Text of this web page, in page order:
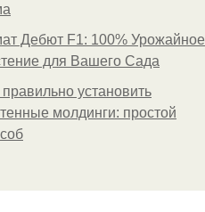
Дебют F1: 100% Урожайное
для Вашего Сада
правильно установить
молдинги: простой